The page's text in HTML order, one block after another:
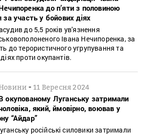
до п’яти з половиною
за участь у бойових діях
до 5,5 років ув'язнення
Івана Нечипоренка, за
до терористичного угрупування та
проти окупантів.
-11 Вересня 2024
окупованому Луганську затримали
який, ймовірно, воював у
“Айдар”
російські силовики затримали